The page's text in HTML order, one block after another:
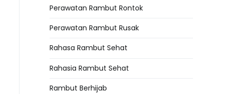
Perawatan Rambut Rontok
Perawatan Rambut Rusak
Rahasa Rambut Sehat
Rahasia Rambut Sehat
Rambut Berhijab